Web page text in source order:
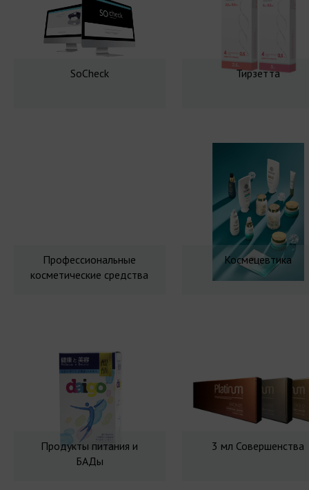
SoCheck Тирзетта
Профессиональные
косметические средства
Космецевтика
Продукты питания и
БАДы
3 мл Совершенства